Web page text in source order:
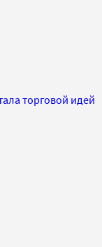
торговой идей